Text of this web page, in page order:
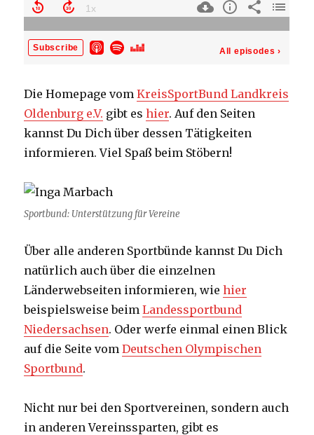
Die Homepage vomKreisSportBund Landkreis
Oldenburg e.V. gibt eshier. Auf den Seiten
kannst Du Dich über dessen Tätigkeiten
informieren. Viel Spaß beim Stöbern!
Sportbund: Unterstützung für Vereine
Über alle anderen Sportbünde kannst Du Dich
natürlich auch über die einzelnen
Länderwebseiten informieren, wiehier
beispielsweise beimLandessportbund
Niedersachsen. Oder werfe einmal einen Blick
auf die Seite vomDeutschen Olympischen
Sportbund.
Nicht nur bei den Sportvereinen, sondern auch
in anderen Vereinssparten, gibt es